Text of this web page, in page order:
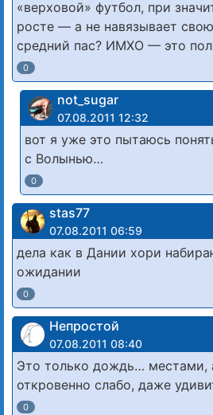
«верховой» футбол, при
росте — а не навязывает
средний пас? ИМХО — это
0
not_sugar
07.08.2011 12:32
вот я уже это пытаюсь
с Волынью…
0
stas77
07.08.2011 06:59
дела как в Дании хори
ожидании
0
Непростой
07.08.2011 08:40
Это только дождь… местами,
откровенно слабо, даже
0